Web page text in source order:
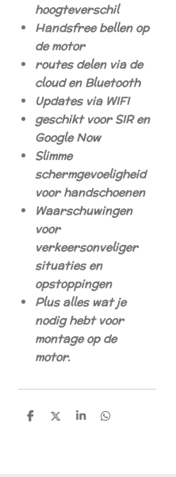
hoogteverschil
Handsfree bellen op
de motor
routes delen via de
cloud en Bluetooth
Updates via WIFI
geschikt voor SIR en
Google Now
Slimme
schermgevoeligheid
voor handschoenen
Waarschuwingen
voor
verkeersonveliger
situaties en
opstoppingen
Plus alles wat je
nodig hebt voor
montage op de
motor.
D
D
S
D